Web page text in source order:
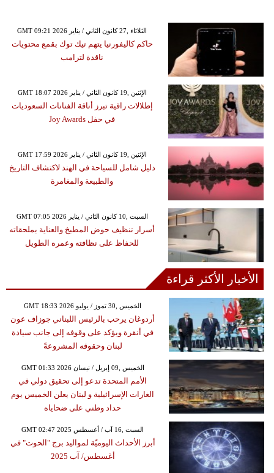
GMT 09:21 2026 الثلاثاء ,27 كانون الثاني / يناير
حاكم كاليفورنيا يتهم تيك توك بقمع محتويات
ناقدة لترامب
GMT 18:07 2026 الإثنين ,19 كانون الثاني / يناير
إطلالات راقية تبرز أناقة الفنانات السعوديات
في حفل Joy Awards
GMT 17:59 2026 الإثنين ,19 كانون الثاني / يناير
دليل شامل للسياحة في الهند لاكتشاف التاريخ
والطبيعة والمغامرة
GMT 07:05 2026 السبت ,10 كانون الثاني / يناير
أسرار تنظيف حوض المطبخ والعناية بملحقاته
للحفاظ على نظافته وعمره الطويل
الأخبار الأكثر قراءة
GMT 18:33 2026 الخميس ,30 تموز / يوليو
أردوغان يرحب بالرئيس اللبناني جوزاف عون
في أنقرة ويؤكد على وقوفه إلى جانب سيادة
لبنان وحقوقه المشروعةً
GMT 01:33 2026 الخميس ,09 إبريل / نيسان
الأمم المتحدة تدعو إلى تحقيق دولي في
الغارات الإسرائيلية و لبنان يعلن الخميس يوم
حداد وطني على ضحاياه
GMT 02:47 2025 السبت ,16 آب / أغسطس
أبرز الأحداث اليوميّة لمواليد برج "الحوت" في
أغسطس/ آب 2025